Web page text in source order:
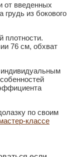
от введенных
грудь из бокового
плотности.
76 см, обхват
по своим
классе